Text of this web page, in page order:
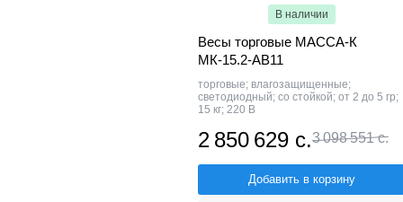
В наличии
Весы торговые МАССА-К
МК-15.2-АВ11
торговые; влагозащищенные;
светодиодный; со стойкой; от 2 до 5 гр;
15 кг; 220 В
2 850 629 с.3 098 551 с.
Добавить в корзину